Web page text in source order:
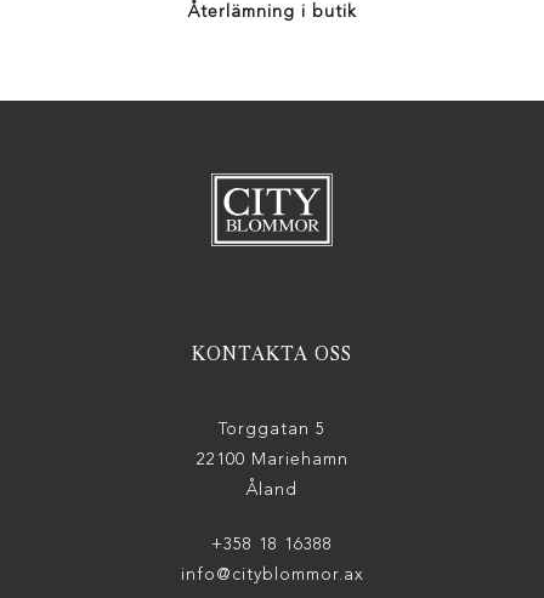
Återlämning i butik
KONTAKTA OSS
Torggatan 5
22100 Mariehamn
Åland
+358 18 16388
info@cityblommor.ax